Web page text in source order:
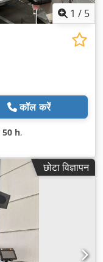
1 / 5
कॉल करें
50 h,
छोटा विज्ञापन